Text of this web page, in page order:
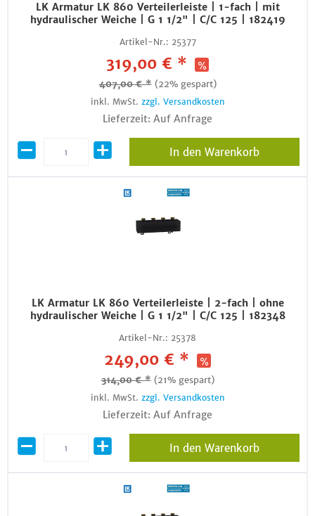
LK Armatur LK 860 Verteilerleiste | 1-fach | mit
hydraulischer Weiche | G 1 1/2" | C/C 125 | 182419
Artikel-Nr.: 25377
319,00 € *
407,00 € * (22% gespart)
inkl. MwSt. zzgl. Versandkosten
Lieferzeit: Auf Anfrage
In den Warenkorb
LK Armatur LK 860 Verteilerleiste | 2-fach | ohne
hydraulischer Weiche | G 1 1/2" | C/C 125 | 182348
Artikel-Nr.: 25378
249,00 € *
314,00 € * (21% gespart)
inkl. MwSt. zzgl. Versandkosten
Lieferzeit: Auf Anfrage
In den Warenkorb